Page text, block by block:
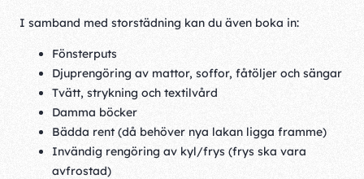
I samband med storstädning kan du även boka in:
Fönsterputs
Djuprengöring av mattor, soffor, fåtöljer och sängar
Tvätt, strykning och textilvård
Damma böcker
Bädda rent (då behöver nya lakan ligga framme)
Invändig rengöring av kyl/frys (frys ska vara
avfrostad)